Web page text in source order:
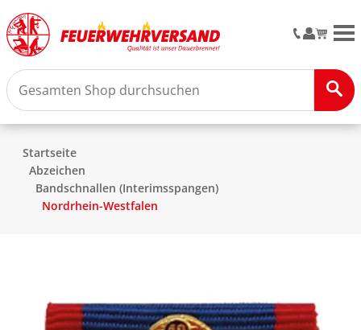
Startseite
Abzeichen
Bandschnallen (Interimsspangen)
Nordrhein-Westfalen